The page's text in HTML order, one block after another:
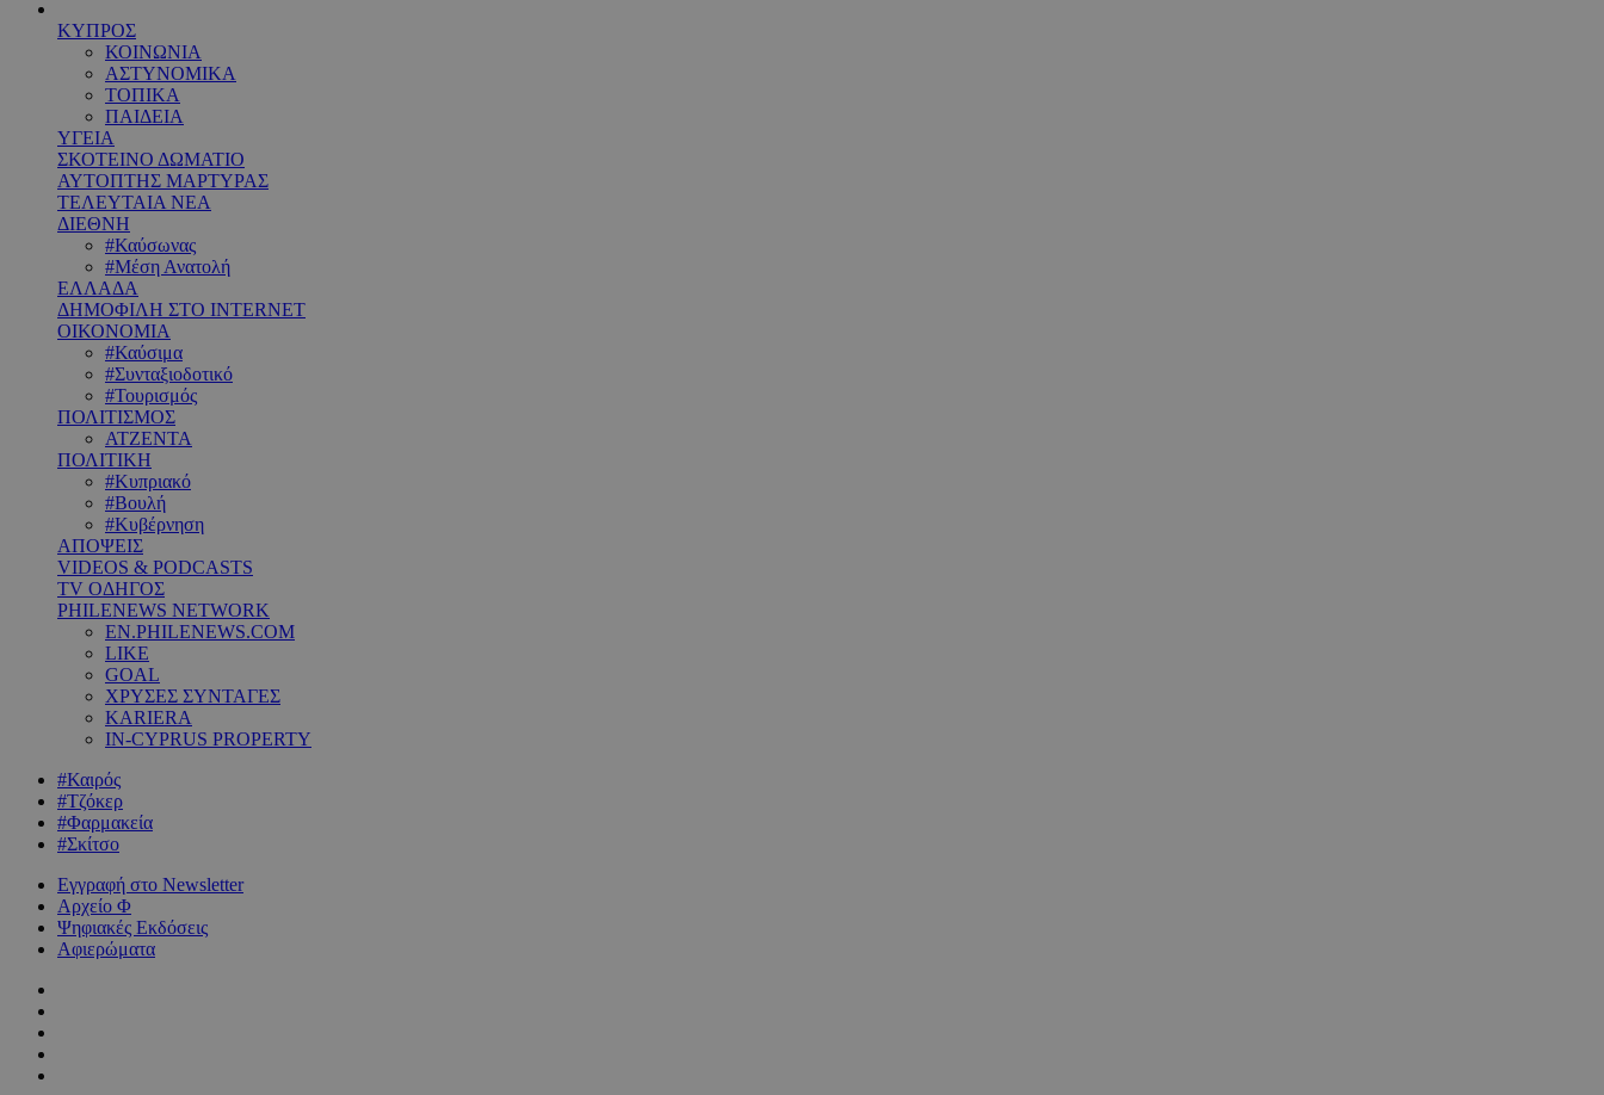
ΚΥΠΡΟΣ
ΚΟΙΝΩΝΙΑ
ΑΣΤΥΝΟΜΙΚΑ
ΤΟΠΙΚΑ
ΠΑΙΔΕΙΑ
ΥΓΕΙΑ
ΣΚΟΤΕΙΝΟ ΔΩΜΑΤΙΟ
ΑΥΤΟΠΤΗΣ ΜΑΡΤΥΡΑΣ
ΤΕΛΕΥΤΑΙΑ ΝΕΑ
ΔΙΕΘΝΗ
#Καύσωνας
#Μέση Ανατολή
ΕΛΛΑΔΑ
ΔΗΜΟΦΙΛΗ ΣΤΟ INTERNET
ΟΙΚΟΝΟΜΙΑ
#Καύσιμα
#Συνταξιοδοτικό
#Τουρισμός
ΠΟΛΙΤΙΣΜΟΣ
ΑΤΖΕΝΤΑ
ΠΟΛΙΤΙΚΗ
#Κυπριακό
#Βουλή
#Κυβέρνηση
ΑΠΟΨΕΙΣ
VIDEOS & PODCASTS
TV ΟΔΗΓΟΣ
PHILENEWS NETWORK
EN.PHILENEWS.COM
LIKE
GOAL
ΧΡΥΣΕΣ ΣΥΝΤΑΓΕΣ
KARIERA
IN-CYPRUS PROPERTY
#Καιρός
#Τζόκερ
#Φαρμακεία
#Σκίτσο
Εγγραφή στο Newsletter
Αρχείο Φ
Ψηφιακές Εκδόσεις
Αφιερώματα